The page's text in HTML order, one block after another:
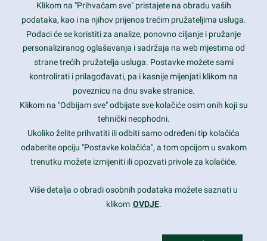
Contact Info
1600 Amphitheatre Parkway, Mountain View, CA 94043
prothemes.net@gmail.com
Daily: 9:00 am - 6:00 pm
Sunday: Closed
Copyright 2017FRESHFACE© All Rights Reserved
Klikom na "Prihvaćam sve" pristajete na obradu vaših
podataka, kao i na njihov prijenos trećim pružateljima usluga.
Podaci će se koristiti za analize, ponovno ciljanje i pružanje
personaliziranog oglašavanja i sadržaja na web mjestima od
strane trećih pružatelja usluga. Postavke možete sami
kontrolirati i prilagođavati, pa i kasnije mijenjati klikom na
poveznicu na dnu svake stranice.
Klikom na "Odbijam sve" odbijate sve kolačiće osim onih koji su
tehnički neophodni.
Ukoliko želite prihvatiti ili odbiti samo određeni tip kolačića
odaberite opciju "Postavke kolačića", a tom opcijom u svakom
trenutku možete izmijeniti ili opozvati privole za kolačiće.
Više detalja o obradi osobnih podataka možete saznati u
klikom OVDJE.